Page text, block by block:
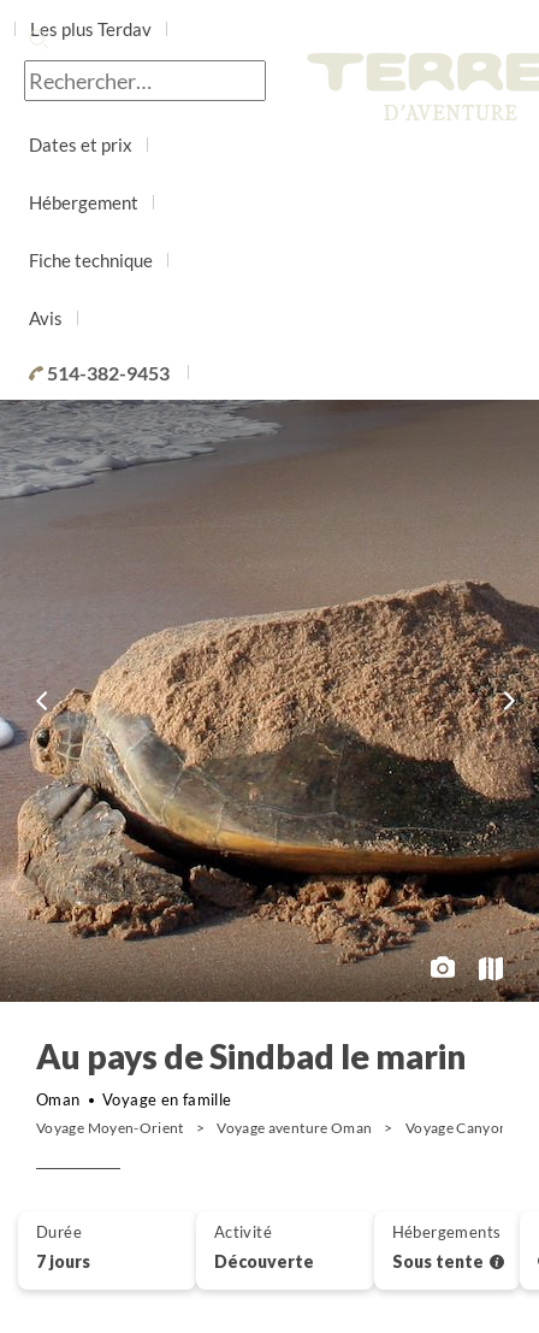
Les plus Terdav
Jour par jour
Dates et prix
Hébergement
Fiche technique
Avis
514-382-9453
Au pays de Sindbad le marin
Oman Voyage en famille
Voyage Moyen-Orient Voyage aventure Oman Voyage Canyon et
Durée
7 jours
Activité
Découverte
Hébergements
Sous tente